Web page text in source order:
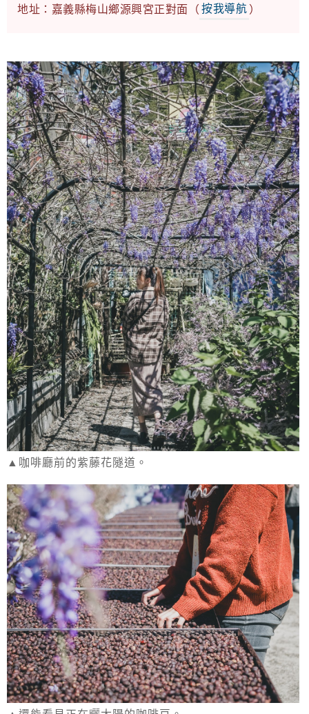
地址：嘉義縣梅山鄉源興宮正對面（按我導航）
▲咖啡廳前的紫藤花隧道。